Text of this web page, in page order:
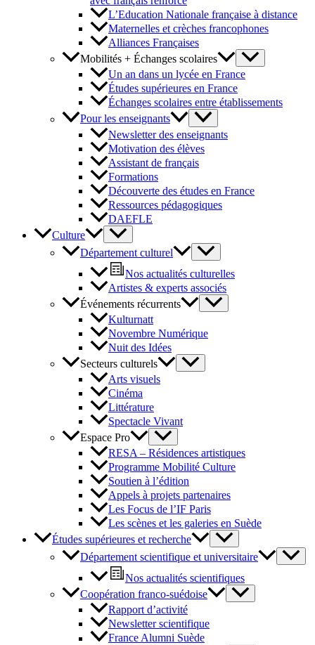
L’Education Nationale française à distance
Maternelles et crèches francophones
Alliances Françaises
Mobilités + Échanges scolaires
Un an dans un lycée en France
Études supérieures en France
Échanges scolaires entre établissements
Pour les enseignants
Newsletter des enseignants
Motivation des élèves
Assistant de français
Formations
Découverte des études en France
Ressources pédagogiques
DAEFLE
Culture
Département culturel
Nos actualités culturelles
Artistes & experts associés
Événements récurrents
Kulturnatt
Novembre Numérique
Nuit des Idées
Secteurs culturels
Arts visuels
Cinéma
Littérature
Spectacle Vivant
Espace Pro
RESA – Résidences artistiques
Programme Mobilité Culture
Soutien à l’édition
Appels à projets partenaires
Les Focus de l’IF Paris
Les scènes et les galeries en Suède
Études supérieures et recherche
Département scientifique et universitaire
Nos actualités scientifiques
Coopération franco-suédoise
Rapport d’activité
Newsletter scientifique
France Alumni Suède